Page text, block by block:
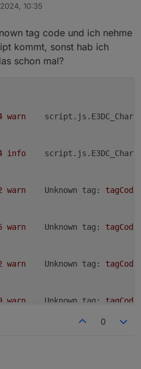
10:35
tag code und ich nehme
kommt, sonst hab ich
schon mal?
warn
info
warn Unknown tag:
warn Unknown tag:
warn Unknown tag:
warn Unknown tag:
0